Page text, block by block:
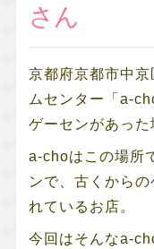
さん
京都府京都市中
ムセンター「a-
ゲーセンがあった
a-choはこの場所
ンで、古くから
れているお店。
今回はそんなa-